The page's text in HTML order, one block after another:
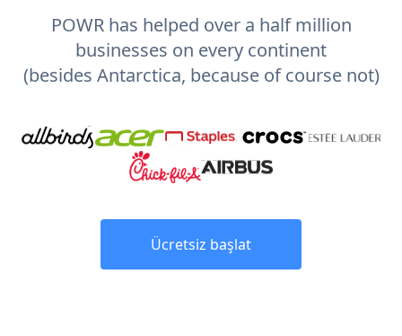
POWR has helped over a half million
businesses on every continent
(besides Antarctica, because of course not)
Ücretsiz başlat